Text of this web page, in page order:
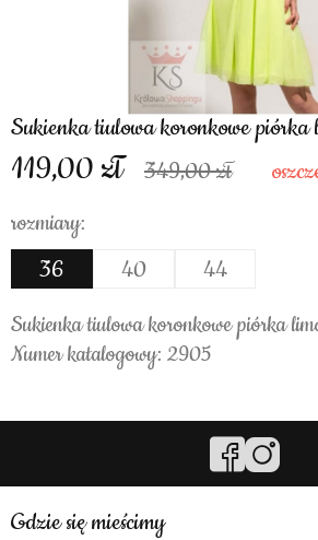
Sukienka tiulowa koronkowe
119,00 349,00
rozmiary:
36 40 44
Sukienka tiulowa koronkowe piórka
Numer katalogowy: 2905
Gdzie się mieścimy